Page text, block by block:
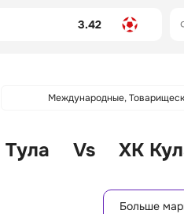
3.42
Международные,
Vs ХК
Больше